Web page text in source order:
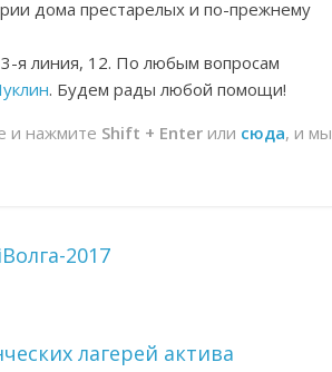
дома престарелых и по-прежнему
я линия, 12. По любым вопросам
. Будем рады любой помощи!
и нажмите Shift + Enter или сюда, и мы
2017
лагерей актива